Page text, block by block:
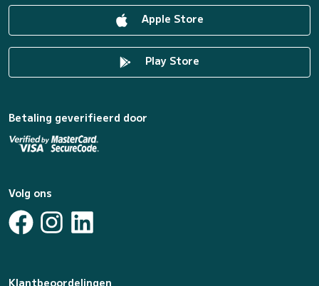
Apple Store
Play Store
Betaling geverifieerd door
Volg ons
Klantbeoordelingen